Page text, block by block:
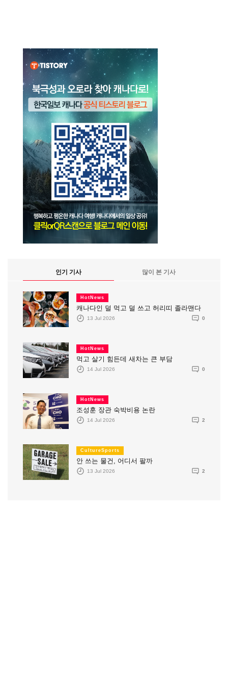
인기 기사 많이 본 기사
HotNews
캐나다인 덜 먹고 덜 쓰고 허리띠 졸라맨다
13 Jul 2026 0
HotNews
먹고 살기 힘든데 새차는 큰 부담
14 Jul 2026 0
HotNews
조성훈 장관 숙박비용 논란
14 Jul 2026 2
CultureSports
안 쓰는 물건, 어디서 팔까
13 Jul 2026 2